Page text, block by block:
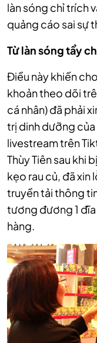
làn sóng chỉ trích
quảng cáo sai sự
Từlàn sóng tẩy
Điều này khiến
khoản theo dõi
cá nhân) đã phải
trị dinh dưỡng của
livestream trên
Thùy Tiên sau khi
kẹo rau củ, đã
truyền tải thông
tương đương 1
hàng.